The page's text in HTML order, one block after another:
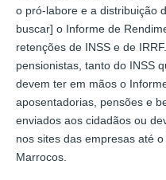
o pró-labore e a distribuição
buscar] o Informe de
retenções de INSS e de
pensionistas, tanto do INSS
devem ter em mãos o
aposentadorias, pensões e
enviados aos cidadãos ou
nos sites das empresas até
Marrocos.